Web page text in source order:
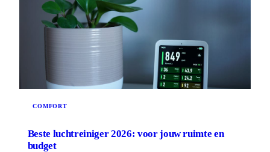
COMFORT
Beste luchtreiniger 2026: voor jouw ruimte en
budget